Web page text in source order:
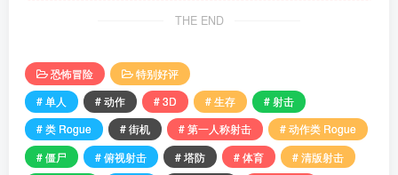
THE END
恐怖冒险
特别好评
# 单人
# 动作 # 3D # 生存
# 射击
# 类 Rogue
# 街机 # 第一人称射击
# 动作类 Rogue
# 僵尸
# 俯视射击 # 塔防 # 体育
# 清版射击